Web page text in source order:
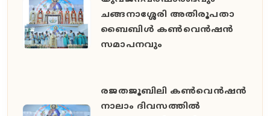
ചങ്ങനാശ്ശേരി അതിരൂപതാ
ബൈബിൾ കൺവെൻഷൻ
സമാപനവും
രജതജൂബിലി കൺവെൻഷൻ
നാലാം ദിവസത്തിൽ